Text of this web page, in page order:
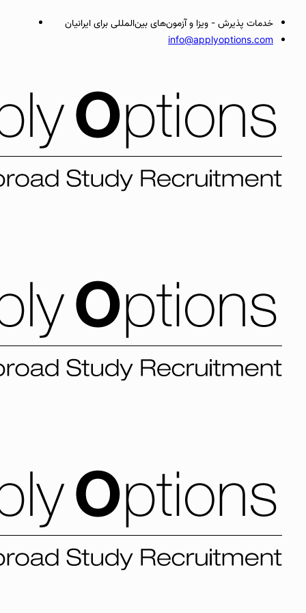
خدمات پذیرش - ویزا و آزمون‌های بین‌المللی برای ایرانیان
info@applyoptions.com